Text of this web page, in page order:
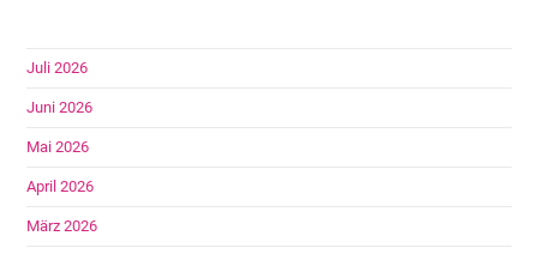
Juli 2026
Juni 2026
Mai 2026
April 2026
März 2026